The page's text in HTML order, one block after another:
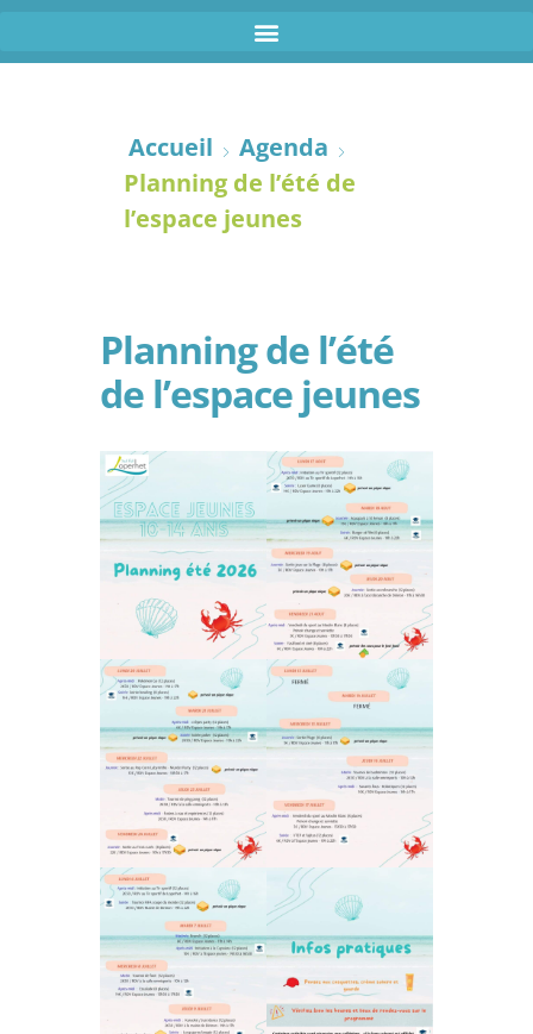
Accueil
Agenda
Planning de l’été de
l’espace jeunes
Planning de l’été
de l’espace jeunes